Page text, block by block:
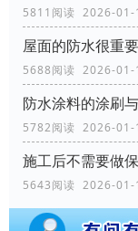
5811阅读 2026-01-
屋面的防水很重
5688阅读 2026-
防水涂料的涂刷
5782阅读 2026-
施工后不需要做
5643阅读 2026-01-